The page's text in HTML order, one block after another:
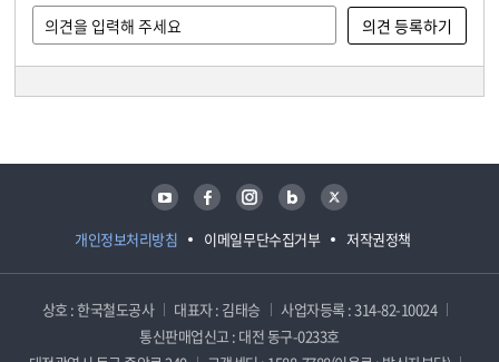
개인정보처리방침 이메일무단수집거부 저작권정책
유튜브 페이스북 인스타그램 블로그 트위터
상호 : 한국철도공사 대표자 : 김태승
사업자등록 : 314-82-10024
통신판매업신고 : 대전 동구-0233호